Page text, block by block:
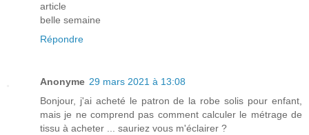
article
belle semaine
Répondre
Anonyme 29 mars 2021 à 13:08
Bonjour, j'ai acheté le patron de la robe solis pour enfant,
mais je ne comprend pas comment calculer le métrage de
tissu à acheter ... sauriez vous m'éclairer ?